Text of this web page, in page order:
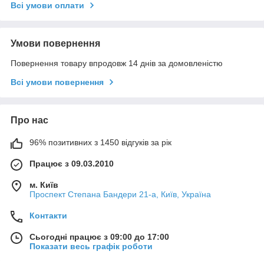
Всі умови оплати
Умови повернення
Повернення товару впродовж 14 днів за домовленістю
Всі умови повернення
Про нас
96% позитивних з 1450 відгуків за рік
Працює з 09.03.2010
м. Київ
Проспект Степана Бандери 21-а, Київ, Україна
Контакти
Сьогодні працює з 09:00 до 17:00
Показати весь графік роботи